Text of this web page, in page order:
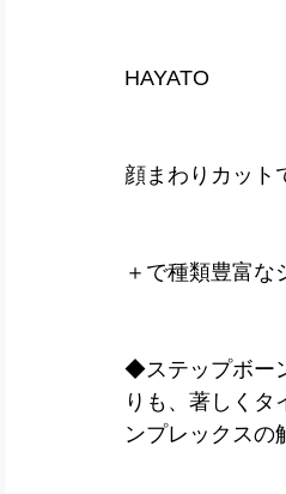
HAYATO
顔まわりカッ
＋で種類豊富な
◆ステップボー
りも、著しくタ
ンプレックスの